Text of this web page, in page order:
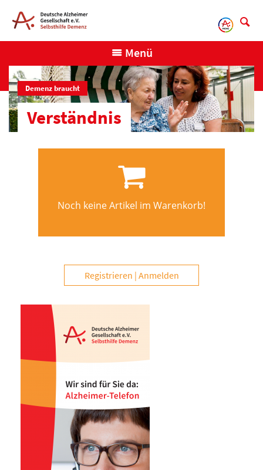
Menü
Demenz braucht
Verständnis
Noch keine Artikel im Warenkorb!
Registrieren Anmelden